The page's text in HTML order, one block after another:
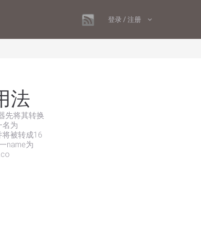
登录 / 注册
法
先将其转换
名为
将被转成16
name为